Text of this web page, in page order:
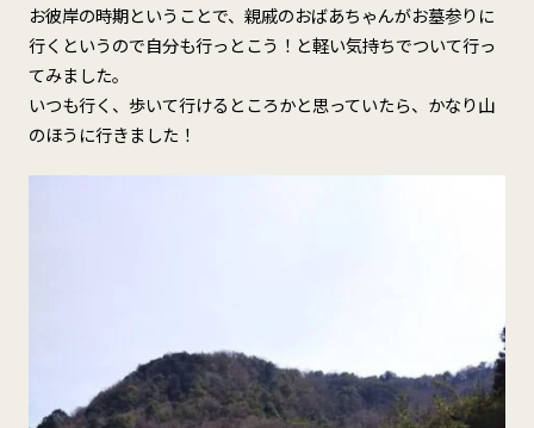
お彼岸の時期ということで、親戚のおばあちゃんがお墓参りに
行くというので自分も行っとこう！と軽い気持ちでついて行っ
てみました。
いつも行く、歩いて行けるところかと思っていたら、かなり山
のほうに行きました！